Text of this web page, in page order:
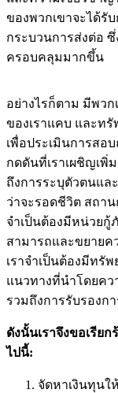
ของพวกเขาจะได้รั
กระบวนการส่งต่อ
ครอบคลุมมากขึ้น
อย่างไรก็ตาม มีพว
ของเราแคบ และทรั
เพื่อประเมินการสอ
กดดันที่เราเผชิญเพิ่
ถึงการระบุตัวตนแล
ว่าจะรอดชีวิต สถา
จำเป็นต้องมีหน่วย
สามารถและขยายค
เราจำเป็นต้องมีทรั
แนวทางที่นำโดยคว
รวมถึงการรับรองก
ดังนั้นเราจึงขอเรีย
ไปนี้:
จัดหาเงินทุนใ